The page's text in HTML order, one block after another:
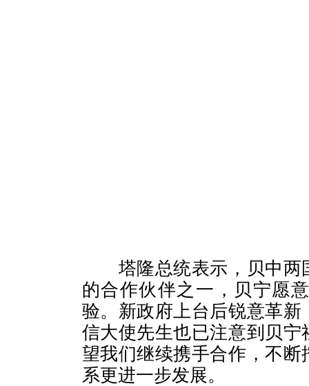
塔隆总统表示，贝中
的合作伙伴之一，贝宁愿
验。新政府上台后锐意革
信大使先生也已注意到贝
望我们继续携手合作，不
系更进一步发展。